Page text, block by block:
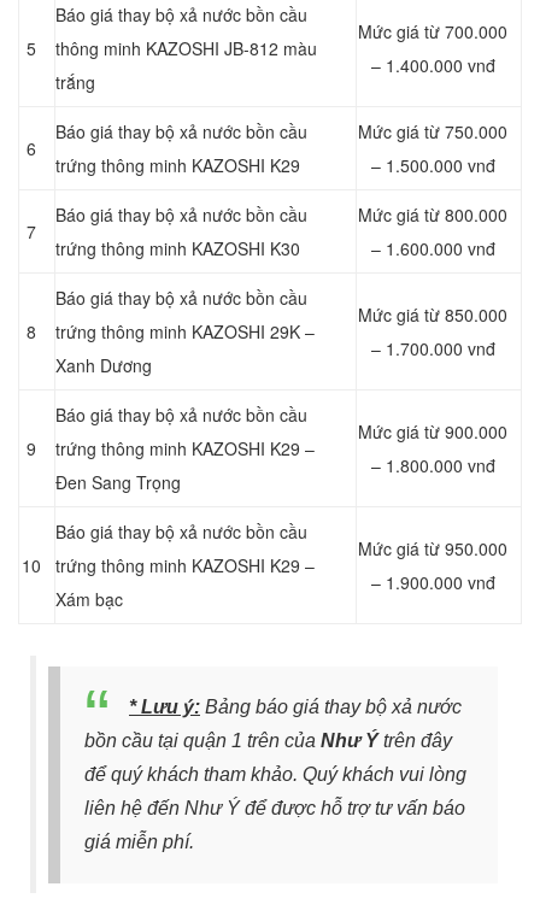
5
Báo giá thay bộ xả nước bồn cầu
thông minh KAZOSHI JB-812 màu
trắng
Mức giá từ 700.000
– 1.400.000 vnđ
6
Báo giá thay bộ xả nước bồn cầu
trứng thông minh KAZOSHI K29
Mức giá từ 750.000
– 1.500.000 vnđ
7
Báo giá thay bộ xả nước bồn cầu
trứng thông minh KAZOSHI K30
Mức giá từ 800.000
– 1.600.000 vnđ
8
Báo giá thay bộ xả nước bồn cầu
trứng thông minh KAZOSHI 29K –
Xanh Dương
Mức giá từ 850.000
– 1.700.000 vnđ
9
Báo giá thay bộ xả nước bồn cầu
trứng thông minh KAZOSHI K29 –
Đen Sang Trọng
Mức giá từ 900.000
– 1.800.000 vnđ
10
Báo giá thay bộ xả nước bồn cầu
trứng thông minh KAZOSHI K29 –
Xám bạc
Mức giá từ 950.000
– 1.900.000 vnđ
* Lưu ý: Bảng báo giá thay bộ xả nước
bồn cầu tại quận 1 trên của Như Ýtrên đây
để quý khách tham khảo. Quý khách vui lòng
liên hệ đến Như Ý để được hỗ trợ tư vấn báo
giá miễn phí.